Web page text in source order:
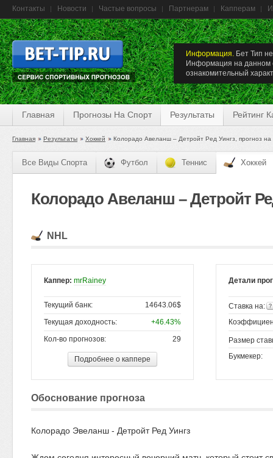
Контакты Новости Частые вопросы Партнерам Капперам
Информация. Бет Тип
Информация на данном
ознакомительный
Главная Прогнозы На Спорт Результаты Рейтинг
Главная Результаты Хоккей Колорадо Авеланш – Детройт Ред Уингз, прогноз
Все Виды Спорта Футбол Теннис Хоккей
Колорадо Авеланш – Детройт
NHL
Каппер: mrRainey
Текущий банк:
14643.06$
Текущая доходность:
+46.43%
Кол-во прогнозов:
29
Подробнее о каппере
Детали
Ставка на:
Размер
Букмекер:
Обоснование прогноза
Колорадо Эвеланш - Детройт Ред Уингз